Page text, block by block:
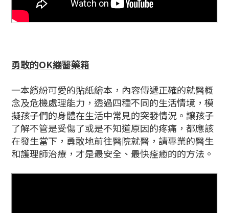
勇敢的OK繃醫藥箱
一本繽紛可愛的貼紙繪本，內容傳遞正確的就醫概
念及危機處理能力，透過四種不同的生活情境，模
擬孩子們的身體在生活中常見的突發情況。讓孩子
了解不管是受傷了或是不知道原因的疼痛，都應該
在發生當下，勇敢地前往醫院就醫，請專業的醫生
和護理師治療，才是最安全、最快痊癒的的方法。